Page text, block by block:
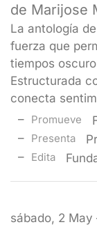
de Marijose
La antología
fuerza que
tiempos
Estructurada
conecta
Promueve
Presenta
Edita
sábado, 2